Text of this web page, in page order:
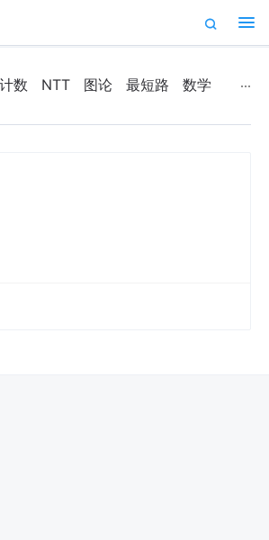
计数 NTT 图论 最短路 数学